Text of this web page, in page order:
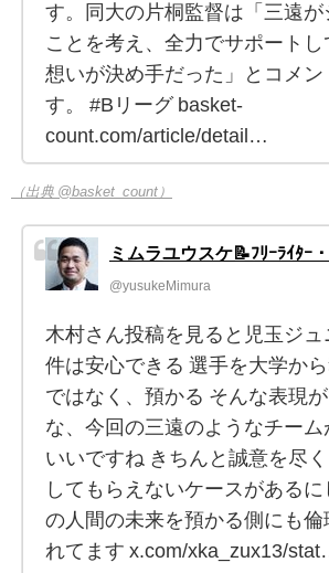
す。同大の片桐監督は「三遠が
ことを考え、全力でサポートし
想いが決め手だった」とコメン
す。 #Bリーグ basket-
count.com/article/detail…
（出典 @basket_count）
ミムラユウスケ📝ﾌﾘｰﾗｲﾀｰ
@yusukeMimura
木村さん投稿を見ると児玉ジ
件は安心できる 選手を大学か
ではなく、預かる そんな表現
な、今回の三遠のようなチーム
いいですね きちんと誠意を尽
してもらえないケースがあるに
の人間の未来を預かる側にも倫
れてます x.com/xka_zux13/